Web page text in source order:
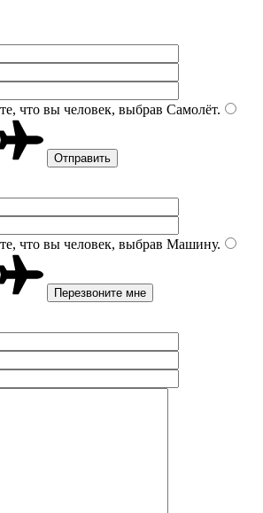
что вы человек, выбрав Самолёт.
что вы человек, выбрав Машину.